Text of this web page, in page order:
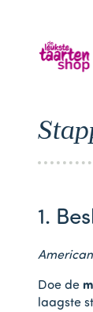
1.
Doe de
laagste